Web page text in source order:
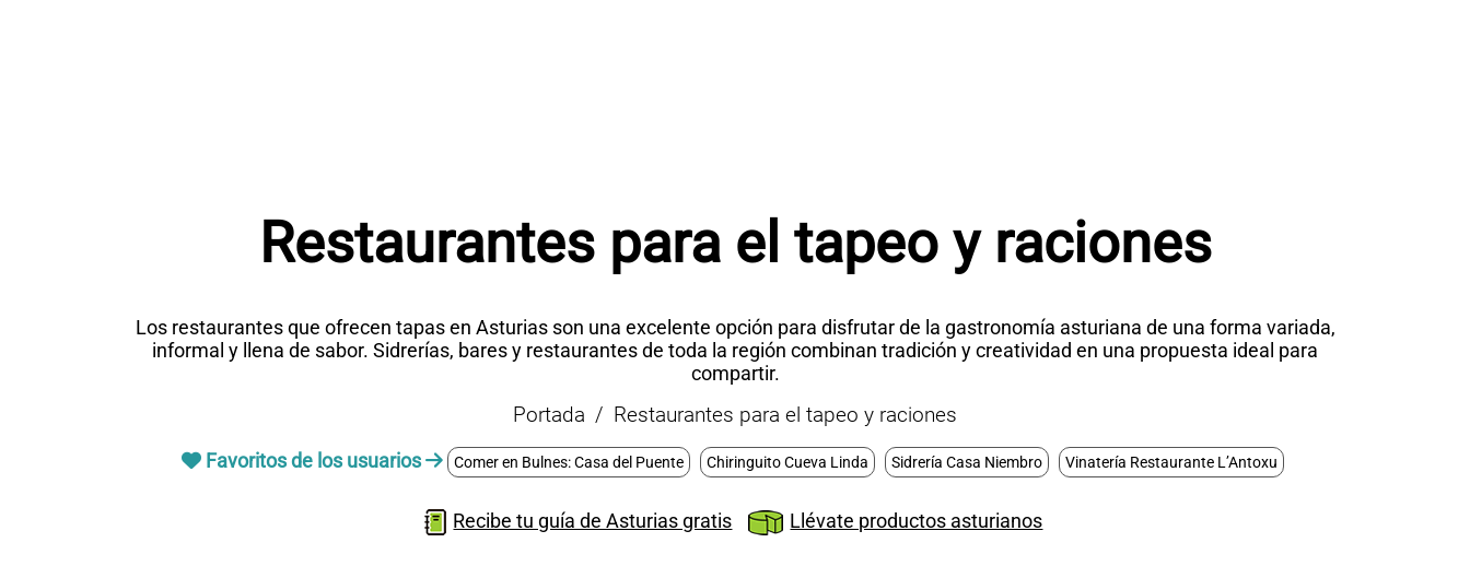
Restaurantes para el tapeo y raciones
Los restaurantes que ofrecen tapas en Asturias son una excelente opción para disfrutar de la gastronomía asturiana de una forma variada,
informal y llena de sabor. Sidrerías, bares y restaurantes de toda la región combinan tradición y creatividad en una propuesta ideal para
compartir.
Portada Restaurantes para el tapeo y raciones
Favoritos de los usuarios Comer en Bulnes: Casa del Puente Chiringuito Cueva Linda Sidrería Casa Niembro Vinatería Restaurante L’Antoxu
Recibe tu guía de Asturias gratis Llévate productos asturianos